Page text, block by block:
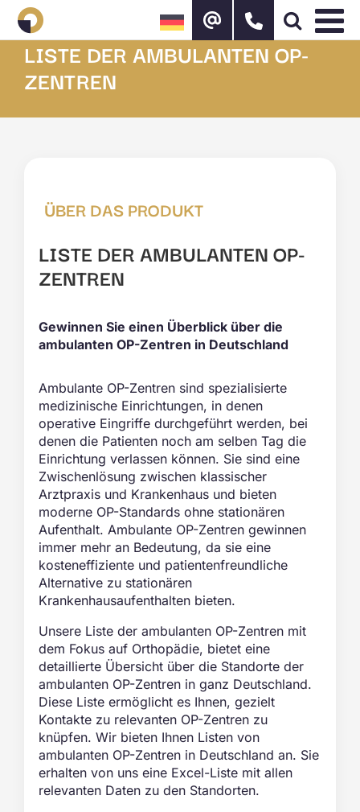
Zum
Inhalt
springenLISTE DER AMBULANTEN OP-
ZENTREN
ÜBER DAS PRODUKT
LISTE DER AMBULANTEN OP-
ZENTREN
Gewinnen Sie einen Überblick über die
ambulanten OP-Zentren in Deutschland
Ambulante OP-Zentren sind spezialisierte
medizinische Einrichtungen, in denen
operative Eingriffe durchgeführt werden, bei
denen die Patienten noch am selben Tag die
Einrichtung verlassen können. Sie sind eine
Zwischenlösung zwischen klassischer
Arztpraxis und Krankenhaus und bieten
moderne OP-Standards ohne stationären
Aufenthalt. Ambulante OP-Zentren gewinnen
immer mehr an Bedeutung, da sie eine
kosteneffiziente und patientenfreundliche
Alternative zu stationären
Krankenhausaufenthalten bieten.
Unsere Liste der ambulanten OP-Zentren mit
dem Fokus auf Orthopädie, bietet eine
detaillierte Übersicht über die Standorte der
ambulanten OP-Zentren in ganz Deutschland.
Diese Liste ermöglicht es Ihnen, gezielt
Kontakte zu relevanten OP-Zentren zu
knüpfen. Wir bieten Ihnen Listen von
ambulanten OP-Zentren in Deutschland an. Sie
erhalten von uns eine Excel-Liste mit allen
relevanten Daten zu den Standorten.